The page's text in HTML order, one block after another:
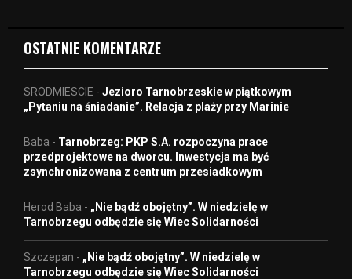
OSTATNIE KOMENTARZE
SRODMIESCIE - Jezioro Tarnobrzeskie w piątkowym
„Pytaniu na śniadanie”. Relacja z plaży przy Marinie
Baba - Tarnobrzeg: PKP S.A. rozpoczyna prace
przedprojektowe na dworcu. Inwestycja ma być
zsynchronizowana z centrum przesiadkowym
Herod Baba - „Nie bądź obojętny”. W niedzielę w
Tarnobrzegu odbędzie się Wiec Solidarności
Szczepan - „Nie bądź obojętny”. W niedzielę w
Tarnobrzegu odbędzie się Wiec Solidarności